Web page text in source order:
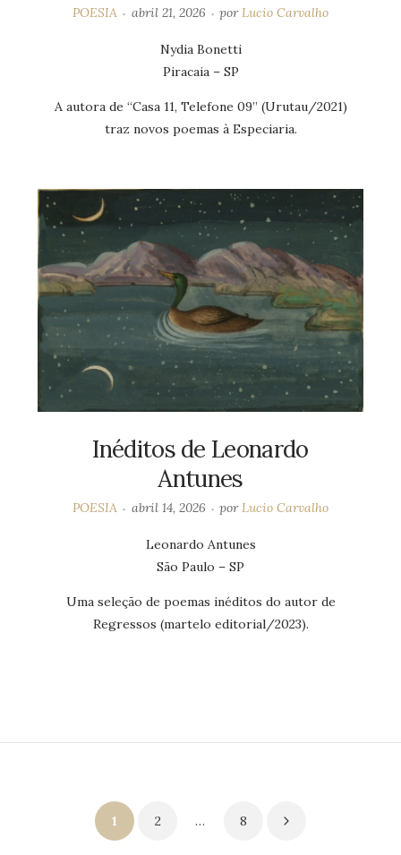
POESIA abril 21, 2026 porLucio Carvalho
Nydia Bonetti
Piracaia – SP
A autora de “Casa 11, Telefone 09” (Urutau/2021)
traz novos poemas à Especiaria.
Inéditos de Leonardo
Antunes
POESIA abril 14, 2026 porLucio Carvalho
Leonardo Antunes
São Paulo – SP
Uma seleção de poemas inéditos do autor de
Regressos (martelo editorial/2023).
Paginação
1 2 … 8